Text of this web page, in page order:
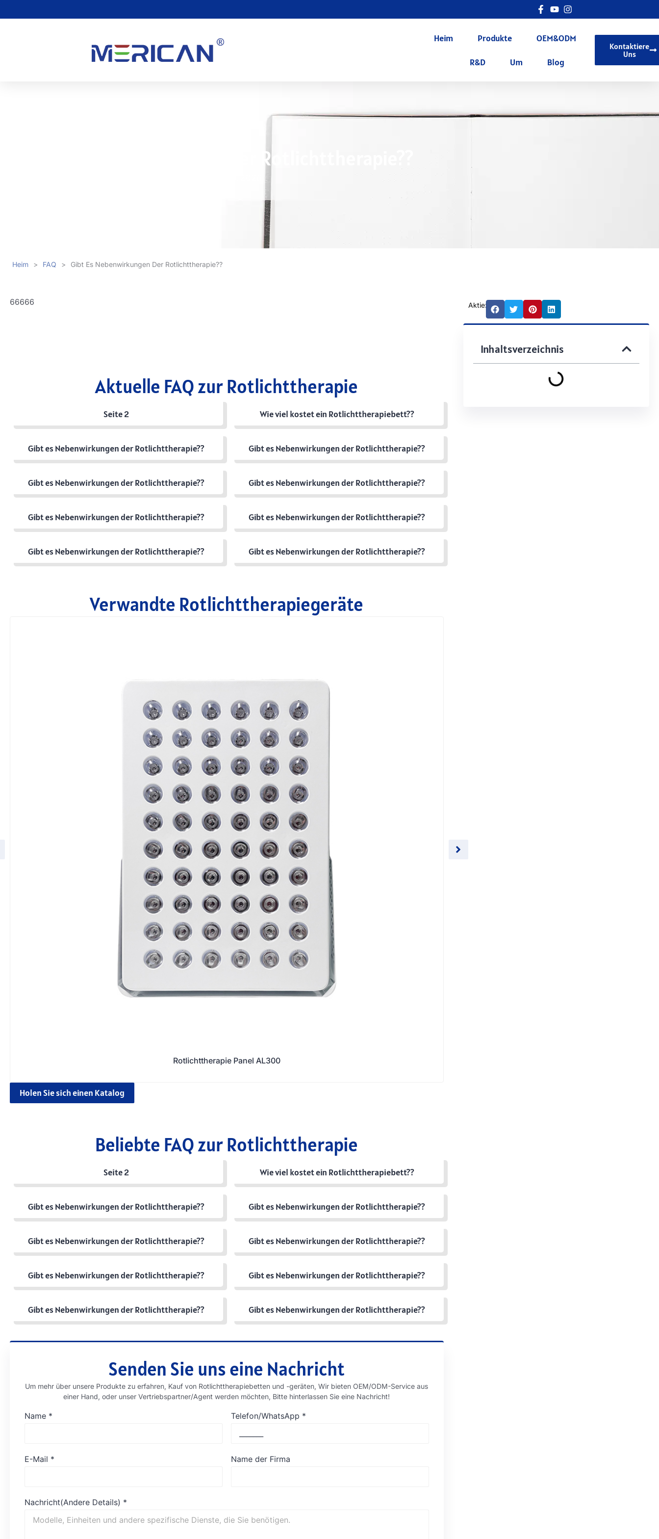
Heim Produkte OEM&ODM
R&D Um Blog
Kontaktiere
Uns
Gibt Es Nebenwirkungen Der Rotlichttherapie??
Heim > FAQ > Gibt Es Nebenwirkungen Der Rotlichttherapie??
66666
Aktuelle FAQ zur Rotlichttherapie
Seite 2 Wie viel kostet ein Rotlichttherapiebett??
Gibt es Nebenwirkungen der Rotlichttherapie?? Gibt es Nebenwirkungen der Rotlichttherapie??
Gibt es Nebenwirkungen der Rotlichttherapie?? Gibt es Nebenwirkungen der Rotlichttherapie??
Gibt es Nebenwirkungen der Rotlichttherapie?? Gibt es Nebenwirkungen der Rotlichttherapie??
Gibt es Nebenwirkungen der Rotlichttherapie?? Gibt es Nebenwirkungen der Rotlichttherapie??
Verwandte Rotlichttherapiegeräte
Rotlichttherapie Panel AL300
Holen Sie sich einen Katalog
Beliebte FAQ zur Rotlichttherapie
Seite 2 Wie viel kostet ein Rotlichttherapiebett??
Gibt es Nebenwirkungen der Rotlichttherapie?? Gibt es Nebenwirkungen der Rotlichttherapie??
Gibt es Nebenwirkungen der Rotlichttherapie?? Gibt es Nebenwirkungen der Rotlichttherapie??
Gibt es Nebenwirkungen der Rotlichttherapie?? Gibt es Nebenwirkungen der Rotlichttherapie??
Gibt es Nebenwirkungen der Rotlichttherapie?? Gibt es Nebenwirkungen der Rotlichttherapie??
Senden Sie uns eine Nachricht
Um mehr über unsere Produkte zu erfahren, Kauf von Rotlichttherapiebetten und -geräten, Wir bieten OEM/ODM-Service aus
einer Hand, oder unser Vertriebspartner/Agent werden möchten, Bitte hinterlassen Sie eine Nachricht!
Name * Telefon/WhatsApp *
E-Mail * Name der Firma
Nachricht(Andere Details) *
Aktie:
Inhaltsverzeichnis